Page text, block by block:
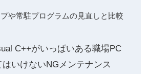
や常駐プログラムの見直しと比較
C++がいっぱいある職場PC
いけないNGメンテナンス